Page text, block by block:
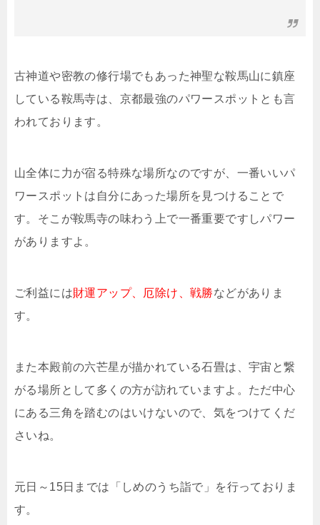
古神道や密教の修行場でもあった神聖な鞍馬山に鎮座
している鞍馬寺は、京都最強のパワースポットとも言
われております。
山全体に力が宿る特殊な場所なのですが、一番いいパ
ワースポットは自分にあった場所を見つけることで
す。そこが鞍馬寺の味わう上で一番重要ですしパワー
がありますよ。
ご利益には財運アップ、厄除け、戦勝などがありま
す。
また本殿前の六芒星が描かれている石畳は、宇宙と繋
がる場所として多くの方が訪れていますよ。ただ中心
にある三角を踏むのはいけないので、気をつけてくだ
さいね。
元日～15日までは「しめのうち詣で」を行っておりま
す。